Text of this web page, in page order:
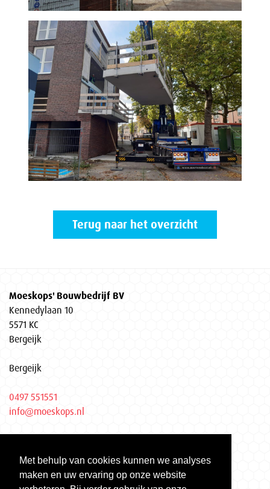
Met behulp van cookies kunnen we analyses
maken en uw ervaring op onze website
Terug naar het overzicht
Moeskops' Bouwbedrijf BV
Kennedylaan 10
5571 KC
Bergeijk
Bergeijk
0497 551551
info@moeskops.nl
KvK Eindhoven 17037155
Gecertificeerd volgens ISO 9001 | ISO 14001 | VCA**